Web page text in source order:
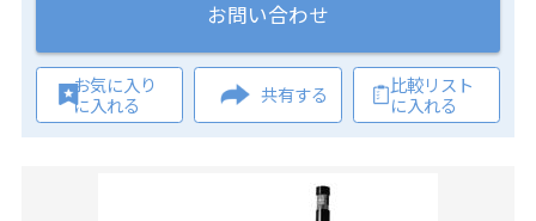
お問い合わせ
お気に入り
に入れる
共有する
比較リスト
に入れる